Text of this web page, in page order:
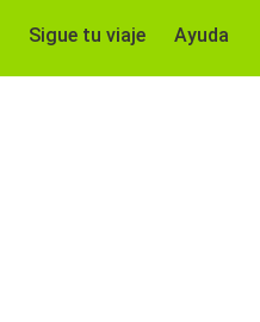
Sigue tu viaje Ayuda